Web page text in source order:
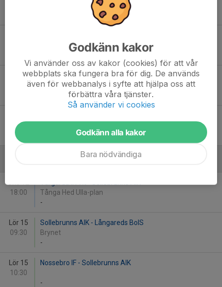
Sön 14
10:00
Alingsås IF FF Grön - Sollebrunns AIK
Mjörnvallen, D-plan
18:00
18:00
Tånga Hed Ulla-plan
-
Lör 15
09:30
Sollebrunns AIK - Långareds BoIS
Brynet
-
Lör 15
10:30
Nossebro IF - Sollebrunns AIK
-
Godkänn kakor
Vi använder oss av kakor (cookies) för att vår
webbplats ska fungera bra för dig. De används
även för webbanalys i syfte att hjälpa oss att
förbättra våra tjänster.
Så använder vi cookies
Godkänn alla kakor
Bara nödvändiga